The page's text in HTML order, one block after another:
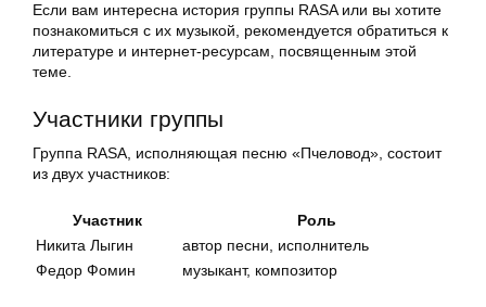
Если вам интересна история группы RASA или вы хотите
познакомиться с их музыкой, рекомендуется обратиться к
литературе и интернет-ресурсам, посвященным этой
теме.
Участники группы
Группа RASA, исполняющая песню «Пчеловод», состоит
из двух участников:
Участник
Роль
Никита Лыгин
автор песни, исполнитель
Федор Фомин
музыкант, композитор